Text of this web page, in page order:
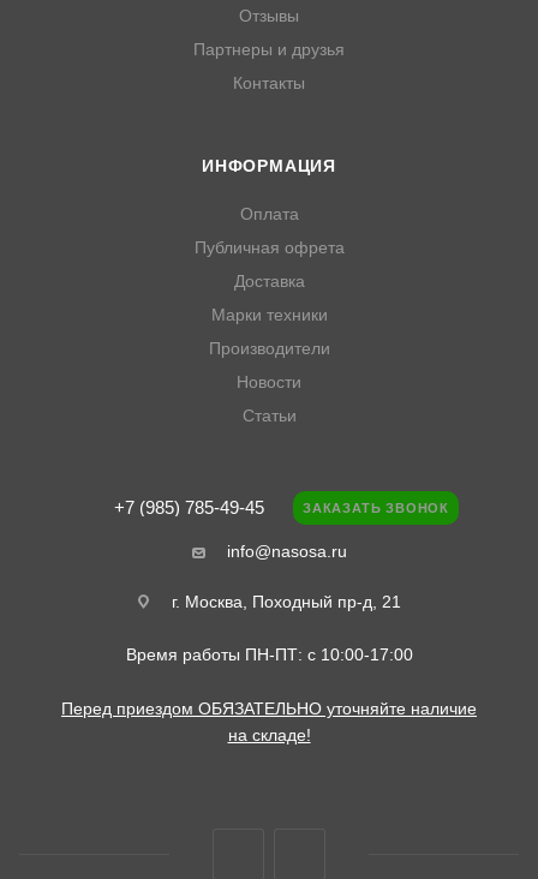
Отзывы
Партнеры и друзья
Контакты
ИНФОРМАЦИЯ
Оплата
Публичная офрета
Доставка
Марки техники
Производители
Новости
Статьи
+7 (985) 785-49-45 ЗАКАЗАТЬ ЗВОНОК
info@nasosa.ru
г. Москва, Походный пр-д, 21
Время работы ПН-ПТ: с 10:00-17:00
Перед приездом ОБЯЗАТЕЛЬНО уточняйте наличие
на складе!